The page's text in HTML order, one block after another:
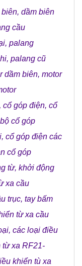
biên, dầm biên
cầu
, palang
, palang cũ
dầm biên, motor
, cổ góp điện, cổ
bộ cổ góp
, cổ góp điện các
cổ góp
từ, khởi động
xa cầu
trục, tay bấm
từ xa cầu
, các loại điều
từ xa RF21-
khiển tù xa